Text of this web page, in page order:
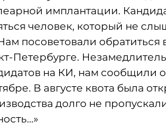
имплантации.
человек, который не
посоветовали
Петербурге.
на КИ, нам сообщили
В августе квота была
долго не